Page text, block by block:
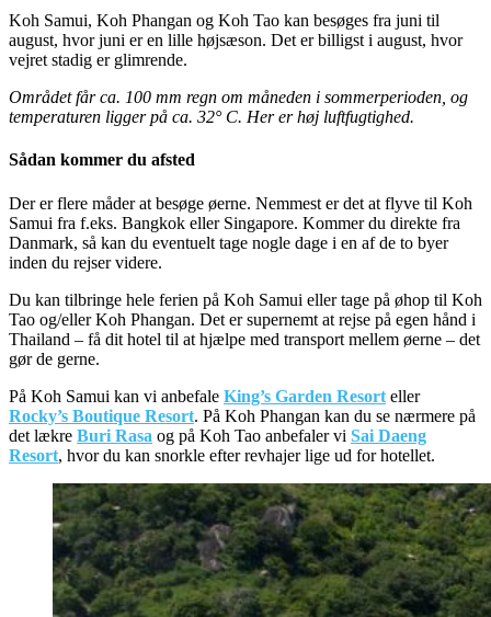
Koh Samui, Koh Phangan og Koh Tao kan besøges fra juni til
august, hvor juni er en lille højsæson. Det er billigst i august, hvor
vejret stadig er glimrende.
Området får ca. 100 mm regn om måneden i sommerperioden, og
temperaturen ligger på ca. 32° C. Her er høj luftfugtighed.
Sådan kommer du afsted
Der er flere måder at besøge øerne. Nemmest er det at flyve til Koh
Samui fra f.eks. Bangkok eller Singapore. Kommer du direkte fra
Danmark, så kan du eventuelt tage nogle dage i en af de to byer
inden du rejser videre.
Du kan tilbringe hele ferien på Koh Samui eller tage på øhop til Koh
Tao og/eller Koh Phangan. Det er supernemt at rejse på egen hånd i
Thailand – få dit hotel til at hjælpe med transport mellem øerne – det
gør de gerne.
På Koh Samui kan vi anbefale King’s Garden Resort eller
Rocky’s Boutique Resort. På Koh Phangan kan du se nærmere på
det lækre Buri Rasa og på Koh Tao anbefaler vi Sai Daeng
Resort, hvor du kan snorkle efter revhajer lige ud for hotellet.